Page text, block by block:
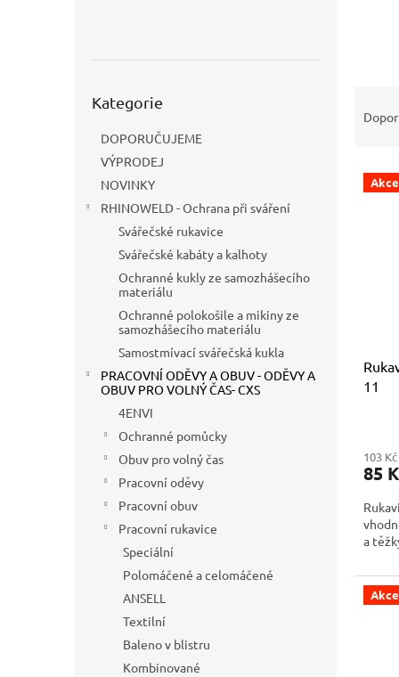
kategorie
Kategorie
DOPORUČUJEME
VÝPRODEJ
NOVINKY
RHINOWELD - Ochrana při sváření
Svářečské rukavice
Svářečské kabáty a kalhoty
Ochranné kukly ze samozhášecího
materiálu
Ochranné polokošile a mikiny ze
samozhášecího materiálu
Samostmívací svářečská kukla
PRACOVNÍ ODĚVY A OBUV - ODĚVY A
OBUV PRO VOLNÝ ČAS- CXS
4ENVI
Ochranné pomůcky
Obuv pro volný čas
Pracovní oděvy
Pracovní obuv
Pracovní rukavice
Speciální
Polomáčené a celomáčené
ANSELL
Textilní
Baleno v blistru
Kombinované
V Akce
11
103
85
a
Akce